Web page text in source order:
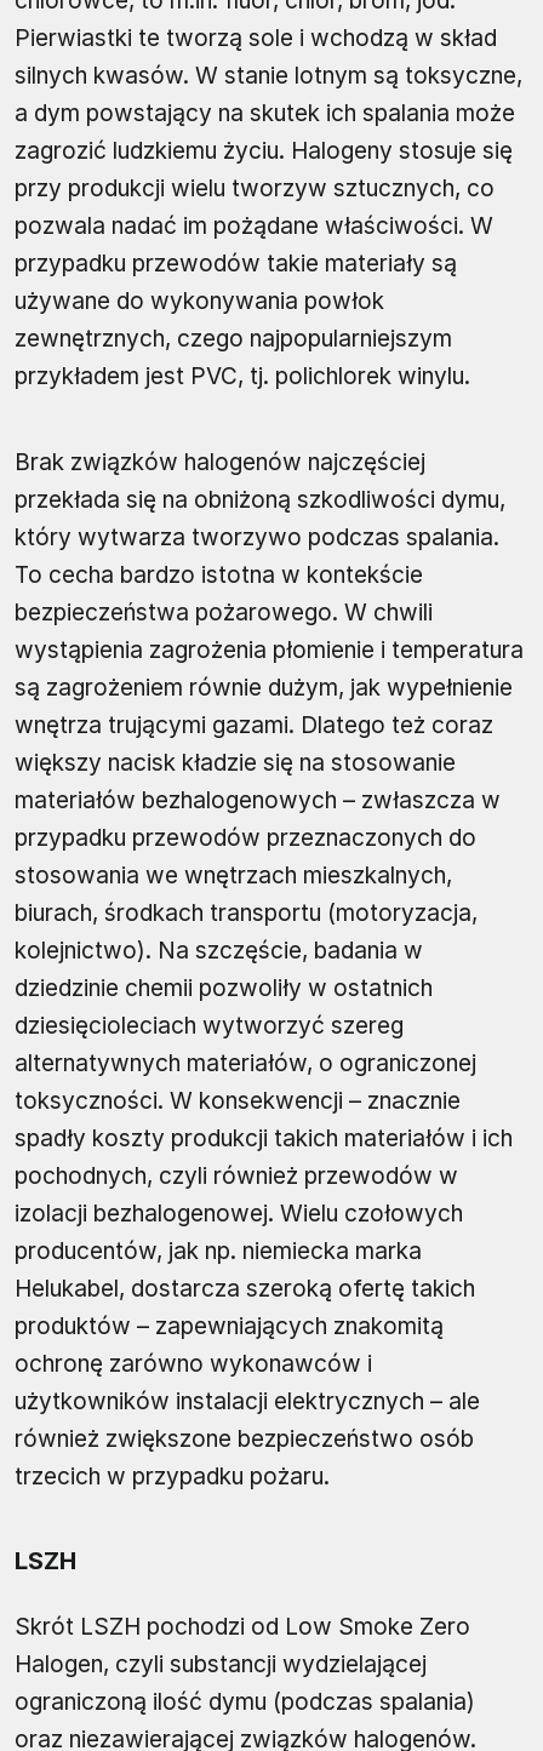
Pierwiastki te tworzą sole i wchodzą w skład
silnych kwasów. W stanie lotnym są toksyczne,
a dym powstający na skutek ich spalania może
zagrozić ludzkiemu życiu. Halogeny stosuje się
przy produkcji wielu tworzyw sztucznych, co
pozwala nadać im pożądane właściwości. W
przypadku przewodów takie materiały są
używane do wykonywania powłok
zewnętrznych, czego najpopularniejszym
przykładem jest PVC, tj. polichlorek winylu.
Brak związków halogenów najczęściej
przekłada się na obniżoną szkodliwości dymu,
który wytwarza tworzywo podczas spalania.
To cecha bardzo istotna w kontekście
bezpieczeństwa pożarowego. W chwili
wystąpienia zagrożenia płomienie i temperatura
są zagrożeniem równie dużym, jak wypełnienie
wnętrza trującymi gazami. Dlatego też coraz
większy nacisk kładzie się na stosowanie
materiałów bezhalogenowych – zwłaszcza w
przypadku przewodów przeznaczonych do
stosowania we wnętrzach mieszkalnych,
biurach, środkach transportu (motoryzacja,
kolejnictwo). Na szczęście, badania w
dziedzinie chemii pozwoliły w ostatnich
dziesięcioleciach wytworzyć szereg
alternatywnych materiałów, o ograniczonej
toksyczności. W konsekwencji – znacznie
spadły koszty produkcji takich materiałów i ich
pochodnych, czyli również przewodów w
izolacji bezhalogenowej. Wielu czołowych
producentów, jak np. niemiecka marka
Helukabel, dostarcza szeroką ofertę takich
produktów – zapewniających znakomitą
ochronę zarówno wykonawców i
użytkowników instalacji elektrycznych – ale
również zwiększone bezpieczeństwo osób
trzecich w przypadku pożaru.
LSZH
Skrót LSZH pochodzi od Low Smoke Zero
Halogen, czyli substancji wydzielającej
ograniczoną ilość dymu (podczas spalania)
oraz niezawierającej związków halogenów.